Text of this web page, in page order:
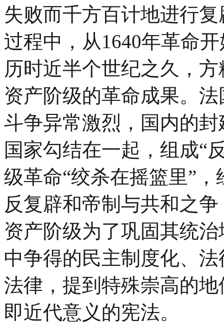
失败而千方百计地进行
过程中，从1640年革命
历时近半个世纪之久，
资产阶级的革命成果。
斗争异常激烈，国内的
国家勾结在一起，组成“
级革命“绞杀在摇篮里”
反复辟和帝制与共和之
资产阶级为了巩固其统
中争得的民主制度化、
法律，提到特殊崇高的
即近代意义的宪法。